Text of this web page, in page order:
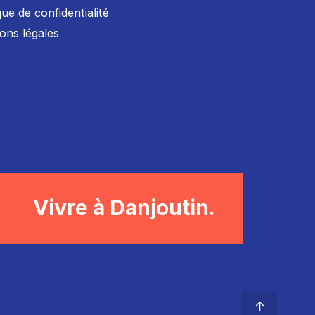
de confidentialité
légales
Vivre à Danjoutin.
↑